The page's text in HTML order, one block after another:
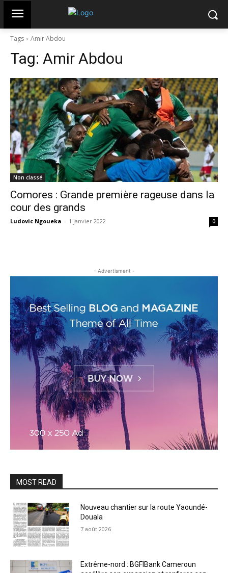
Tags Amir Abdou
Tag: Amir Abdou
Non classé
Comores : Grande première rageuse dans la
cour des grands
Ludovic Ngoueka - 1 janvier 2022 0
- Advertisment -
MOST READ
Nouveau chantier sur la route Yaoundé-
Douala
7 août 2026
Extrême-nord : BGFIBank Cameroun